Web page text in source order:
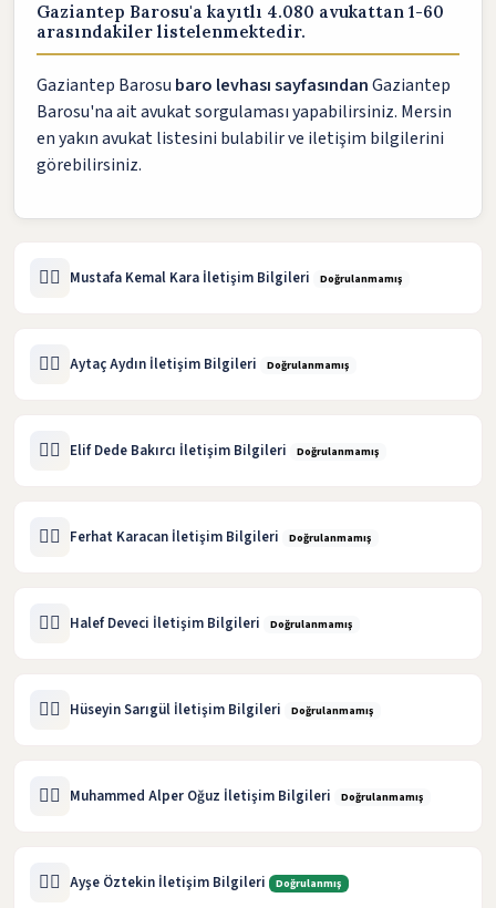
Gaziantep Barosu'a kayıtlı 4.080 avukattan 1-60
arasındakiler listelenmektedir.
Gaziantep Barosu baro levhası sayfasındanGaziantep
Barosu'na ait avukat sorgulaması yapabilirsiniz. Mersin
en yakın avukat listesini bulabilir ve iletişim bilgilerini
görebilirsiniz.
🧑‍⚖️ Mustafa Kemal Kara İletişim Bilgileri Doğrulanmamış
🧑‍⚖️ Aytaç Aydın İletişim Bilgileri Doğrulanmamış
🧑‍⚖️ Elif Dede Bakırcı İletişim Bilgileri Doğrulanmamış
🧑‍⚖️ Ferhat Karacan İletişim Bilgileri Doğrulanmamış
🧑‍⚖️ Halef Deveci İletişim Bilgileri Doğrulanmamış
🧑‍⚖️ Hüseyin Sarıgül İletişim Bilgileri Doğrulanmamış
🧑‍⚖️ Muhammed Alper Oğuz İletişim Bilgileri Doğrulanmamış
🧑‍⚖️ Ayşe Öztekin İletişim Bilgileri Doğrulanmış